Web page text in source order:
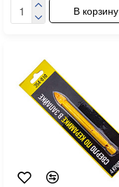
В корзину